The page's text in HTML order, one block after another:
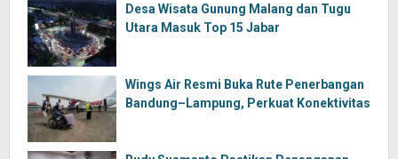
Desa Wisata Gunung Malang dan Tugu
Utara Masuk Top 15 Jabar
Wings Air Resmi Buka Rute Penerbangan
Bandung–Lampung, Perkuat Konektivitas